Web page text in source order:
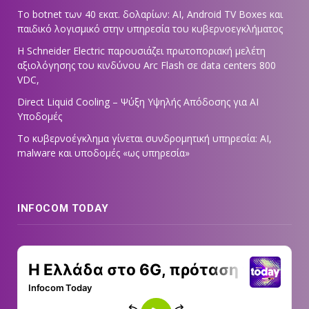
Το botnet των 40 εκατ. δολαρίων: AI, Android TV Boxes και
παιδικό λογισμικό στην υπηρεσία του κυβερνοεγκλήματος
Η Schneider Electric παρουσιάζει πρωτοποριακή μελέτη
αξιολόγησης του κινδύνου Arc Flash σε data centers 800
VDC,
Direct Liquid Cooling – Ψύξη Υψηλής Απόδοσης για AI
Υποδομές
Το κυβερνοέγκλημα γίνεται συνδρομητική υπηρεσία: AI,
malware και υποδομές «ως υπηρεσία»
INFOCOM TODAY